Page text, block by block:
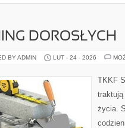
DOROSŁYCH
BY ADMIN LUT - 24 - 2026
TKKF
traktują
życia.